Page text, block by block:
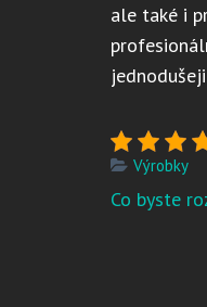
ale také i
Výrobky
Co byste